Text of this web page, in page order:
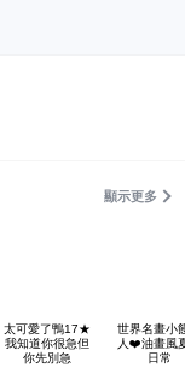
顯示更多
太可愛了鴨17★
我知道你很急但
你先別急
世界名畫小
人❤️油畫風
日常